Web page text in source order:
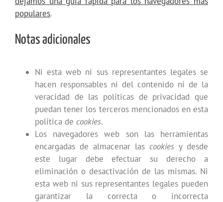
populares.
Notas adicionales
Ni esta web ni sus representantes legales se
hacen responsables ni del contenido ni de la
veracidad de las políticas de privacidad que
puedan tener los terceros mencionados en esta
política de cookies.
Los navegadores web son las herramientas
encargadas de almacenar las cookies y desde
este lugar debe efectuar su derecho a
eliminación o desactivación de las mismas. Ni
esta web ni sus representantes legales pueden
garantizar la correcta o incorrecta